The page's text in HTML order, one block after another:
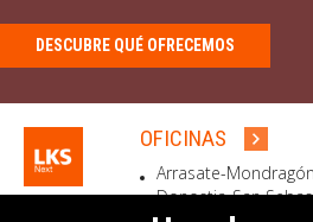
DESCUBRE QUÉ OFRECEMOS
OFICINAS
Arrasate-Mondragón
Donostia-San